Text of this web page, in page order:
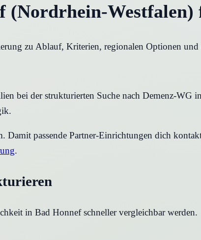
(Nordrhein-Westfalen)
zu Ablauf, Kriterien, regionalen Optionen
bei der strukturierten Suche nach Demenz-WG
passende Partner-Einrichtungen dich
.
in Bad Honnefschneller vergleichbar werden.